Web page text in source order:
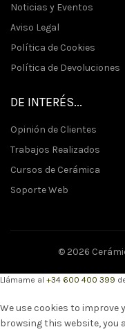
Noticias y Eventos
Aviso Legal
Política de Cookies
Política de Devoluciones
DE INTERÉS...
Opinión de Clientes
Trabajos Realizados
Cursos de Cerámica
Soporte Web
© 2026
Llámame al +34 600 400 399
We use cookies to improve
browsing this website, you